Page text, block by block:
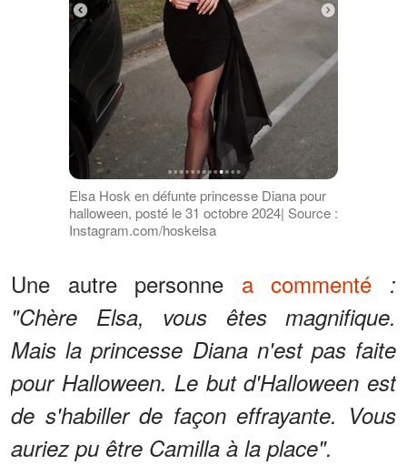
Elsa Hosk en défunte princesse Diana pour
halloween, posté le 31 octobre 2024| Source :
Instagram.com/hoskelsa
Une autre personne a commenté
:
"Chère Elsa, vous êtes magnifique.
Mais la princesse Diana n'est pas faite
pour Halloween. Le but d'Halloween est
de s'habiller de façon effrayante. Vous
auriez pu être Camilla à la place".